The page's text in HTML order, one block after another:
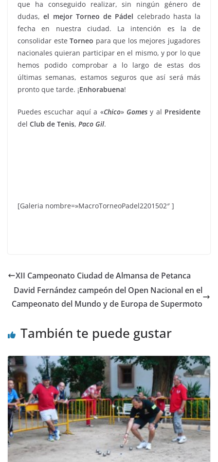
que ha conseguido realizar, sin ningún género de
dudas,el mejor Torneo de Pádel celebrado hasta la
fecha en nuestra ciudad. La intención es la de
consolidar esteTorneo para que los mejores jugadores
nacionales quieran participar en el mismo, y por lo que
hemos podido comprobar a lo largo de estas dos
últimas semanas, estamos seguros que así será más
pronto que tarde. ¡Enhorabuena!
Puedes escuchar aquí a «Chico» Gomesy al Presidente
del Club de Tenis, Paco Gil.
[Galeria nombre=»MacroTorneoPadel2201502″ ]
XII Campeonato Ciudad de Almansa de Petanca
David Fernández campeón del Open Nacional en el
Campeonato del Mundo y de Europa de Supermoto
También te puede gustar